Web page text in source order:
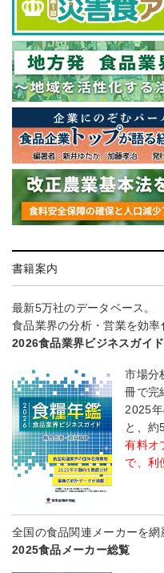
書籍案内
最新5万社のデータベース。
食品業界の分析・営業を効率
2026食品業界ビジネスガイド
市場分
冊で完
2025
と、約
有料オ
で、利
全国の食品関連メーカーを
2025食品メーカー総覧